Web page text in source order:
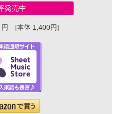
発売中
円 [本体 1,400円]